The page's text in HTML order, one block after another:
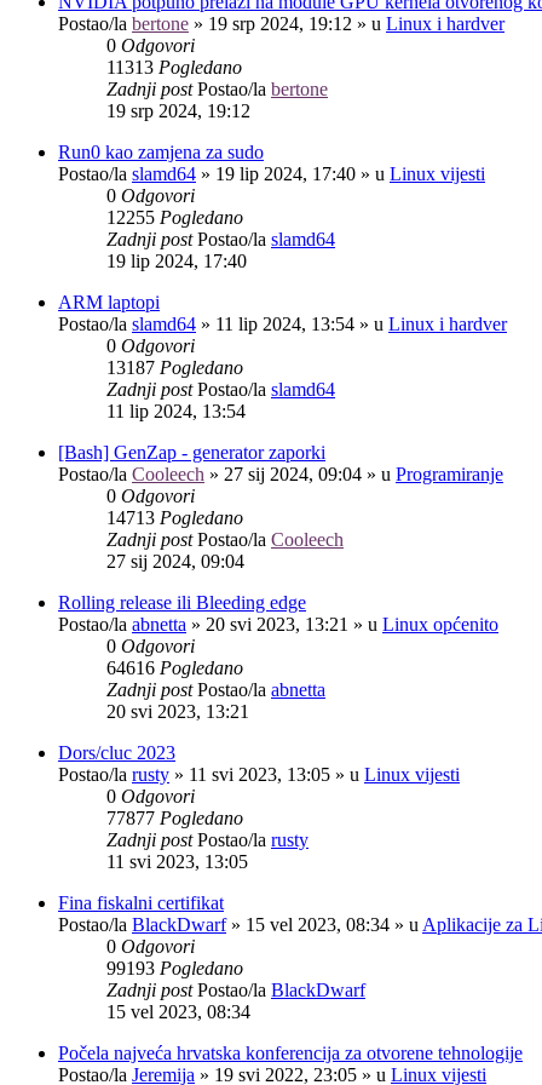
Postao/la bertone » 19 srp 2024, 19:12 » u Linux i hardver
0 Odgovori
11313 Pogledano
Zadnji postPostao/la bertone
19 srp 2024, 19:12
Run0 kao zamjena za sudo
Postao/la slamd64 » 19 lip 2024, 17:40 » u Linux vijesti
0 Odgovori
12255 Pogledano
Zadnji postPostao/la slamd64
19 lip 2024, 17:40
ARM laptopi
Postao/la slamd64 » 11 lip 2024, 13:54 » u Linux i hardver
0 Odgovori
13187 Pogledano
Zadnji postPostao/la slamd64
11 lip 2024, 13:54
[Bash] GenZap - generator zaporki
Postao/la Cooleech » 27 sij 2024, 09:04 » u Programiranje
0 Odgovori
14713 Pogledano
Zadnji postPostao/la Cooleech
27 sij 2024, 09:04
Rolling release ili Bleeding edge
Postao/la abnetta » 20 svi 2023, 13:21 » u Linux općenito
0 Odgovori
64616 Pogledano
Zadnji postPostao/la abnetta
20 svi 2023, 13:21
Dors/cluc 2023
Postao/la rusty » 11 svi 2023, 13:05 » u Linux vijesti
0 Odgovori
77877 Pogledano
Zadnji postPostao/la rusty
11 svi 2023, 13:05
Fina fiskalni certifikat
Postao/la BlackDwarf» 15 vel 2023, 08:34 » u Aplikacije za
0 Odgovori
99193 Pogledano
Zadnji postPostao/la BlackDwarf
15 vel 2023, 08:34
Počela najveća hrvatska konferencija za otvorene tehnologije
Postao/la Jeremija » 19 svi 2022, 23:05 » u Linux vijesti